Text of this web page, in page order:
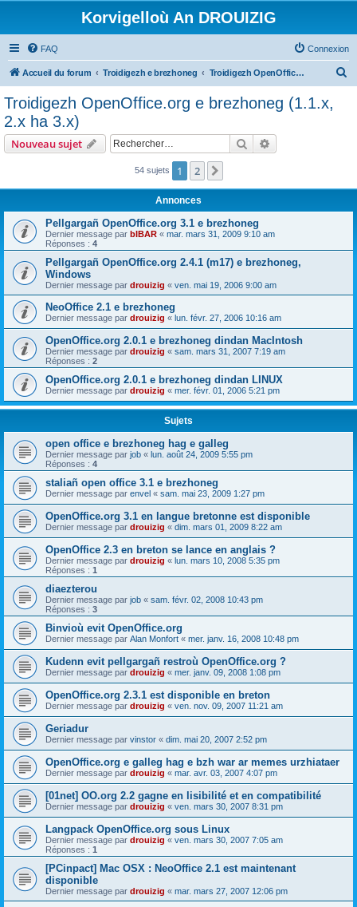
Korvigelloù An DROUIZIG
FAQ Connexion
Accueil du forum Troidigezh e brezhoneg Troidigezh OpenOffice.org e brezhoneg (1.1.x, 2.x ha 3.x)
c
Troidigezh OpenOffice.org e brezhoneg (1.1.x,
2.x ha 3.x)
Nouveau sujet Rechercher
54 sujets 1 2
Annonces
Pellgargañ OpenOffice.org 3.1 e brezhoneg
Dernier message par bIBAR « mar. mars 31, 2009 9:10 am
Réponses : 4
Pellgargañ OpenOffice.org 2.4.1 (m17) e brezhoneg,
Windows
Dernier message par drouizig « ven. mai 19, 2006 9:00 am
NeoOffice 2.1 e brezhoneg
Dernier message par drouizig « lun. févr. 27, 2006 10:16 am
OpenOffice.org 2.0.1 e brezhoneg dindan MacIntosh
Dernier message par drouizig « sam. mars 31, 2007 7:19 am
Réponses : 2
OpenOffice.org 2.0.1 e brezhoneg dindan LINUX
Dernier message par drouizig « mer. févr. 01, 2006 5:21 pm
Sujets
open office e brezhoneg hag e galleg
Dernier message par job « lun. août 24, 2009 5:55 pm
Réponses : 4
staliañ open office 3.1 e brezhoneg
Dernier message par envel « sam. mai 23, 2009 1:27 pm
OpenOffice.org 3.1 en langue bretonne est disponible
Dernier message par drouizig « dim. mars 01, 2009 8:22 am
OpenOffice 2.3 en breton se lance en anglais ?
Dernier message par drouizig « lun. mars 10, 2008 5:35 pm
Réponses : 1
diaezterou
Dernier message par job « sam. févr. 02, 2008 10:43 pm
Réponses : 3
Binvioù evit OpenOffice.org
Dernier message par Alan Monfort « mer. janv. 16, 2008 10:48 pm
Kudenn evit pellgargañ restroù OpenOffice.org ?
Dernier message par drouizig « mer. janv. 09, 2008 1:08 pm
OpenOffice.org 2.3.1 est disponible en breton
Dernier message par drouizig « ven. nov. 09, 2007 11:21 am
Geriadur
Dernier message par vinstor « dim. mai 20, 2007 2:52 pm
OpenOffice.org e galleg hag e bzh war ar memes urzhiataer
Dernier message par drouizig « mar. avr. 03, 2007 4:07 pm
[01net] OO.org 2.2 gagne en lisibilité et en compatibilité
Dernier message par drouizig « ven. mars 30, 2007 8:31 pm
Langpack OpenOffice.org sous Linux
Dernier message par drouizig « ven. mars 30, 2007 7:05 am
Réponses : 1
[PCinpact] Mac OSX : NeoOffice 2.1 est maintenant
disponible
Dernier message par drouizig « mar. mars 27, 2007 12:06 pm